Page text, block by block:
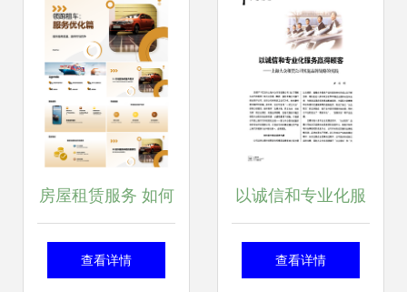
房屋租赁服务 如何
安全高效地租房与
查看详情
以诚信和专业化服
务赢得顾客——上
查看详情